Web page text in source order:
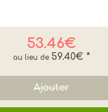
53.46€
59.40€ *
Ajouter